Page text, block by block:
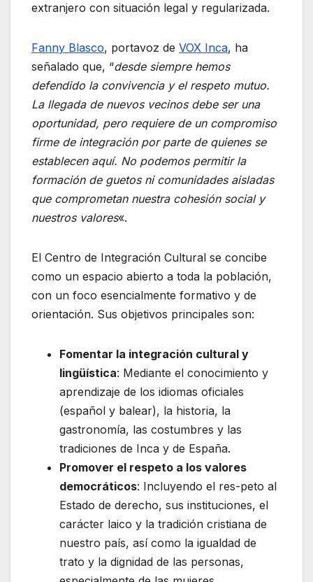
extranjero con situación legal y regularizada.
Fanny Blasco, portavoz de VOX Inca, ha
señalado que, “desde siempre hemos
defendido la convivencia y el respeto mutuo.
La llegada de nuevos vecinos debe ser una
oportunidad, pero requiere de un compromiso
firme de integración por parte de quienes se
establecen aquí. No podemos permitir la
formación de guetos ni comunidades aisladas
que comprometan nuestra cohesión social y
nuestros valores«.
El Centro de Integración Cultural se concibe
como un espacio abierto a toda la población,
con un foco esencialmente formativo y de
orientación. Sus objetivos principales son:
Fomentar la integración cultural y
lingüística: Mediante el conocimiento y
aprendizaje de los idiomas oficiales
(español y balear), la historia, la
gastronomía, las costumbres y las
tradiciones de Inca y de España.
Promover el respeto a los valores
democráticos: Incluyendo el res-peto al
Estado de derecho, sus instituciones, el
carácter laico y la tradición cristiana de
nuestro país, así como la igualdad de
trato y la dignidad de las personas,